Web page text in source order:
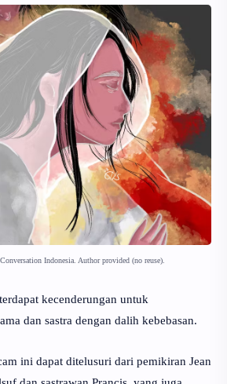
Indonesia. Author provided (no reuse).
kecenderungan untuk
dan sastra dengan dalih kebebasan.
ini dapat ditelusuri dari pemikiran Jean